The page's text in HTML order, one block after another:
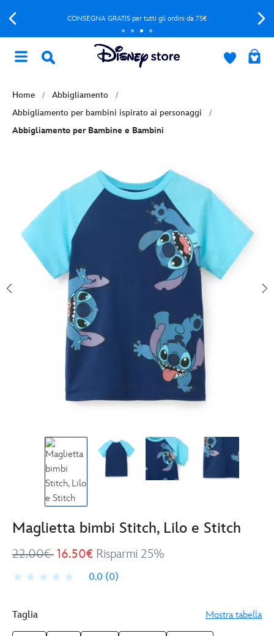
CONSEGNA GRATIS per tutti gli ordini da 75€
Home
Abbigliamento
Abbigliamento per bambini ispirato ai personaggi
Abbigliamento per Bambine e Bambini
Maglietta bimbi Stitch, Lilo e Stitch
22.00€ 16.50€ Risparmi 25%
0.0 (0)
Taglia Mostra tabella